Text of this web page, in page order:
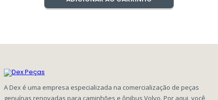
A Dex é uma empresa especializada na comercialização de peças
genuínas renovadas para caminhões e ônibus Volvo. Por aqui, você